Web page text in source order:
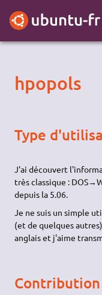
hpopols
Type
J'ai découvert
très classique :
depuis la 5.06.
Je ne suis un simple
(et de quelques
anglais et j'aime
Contribution